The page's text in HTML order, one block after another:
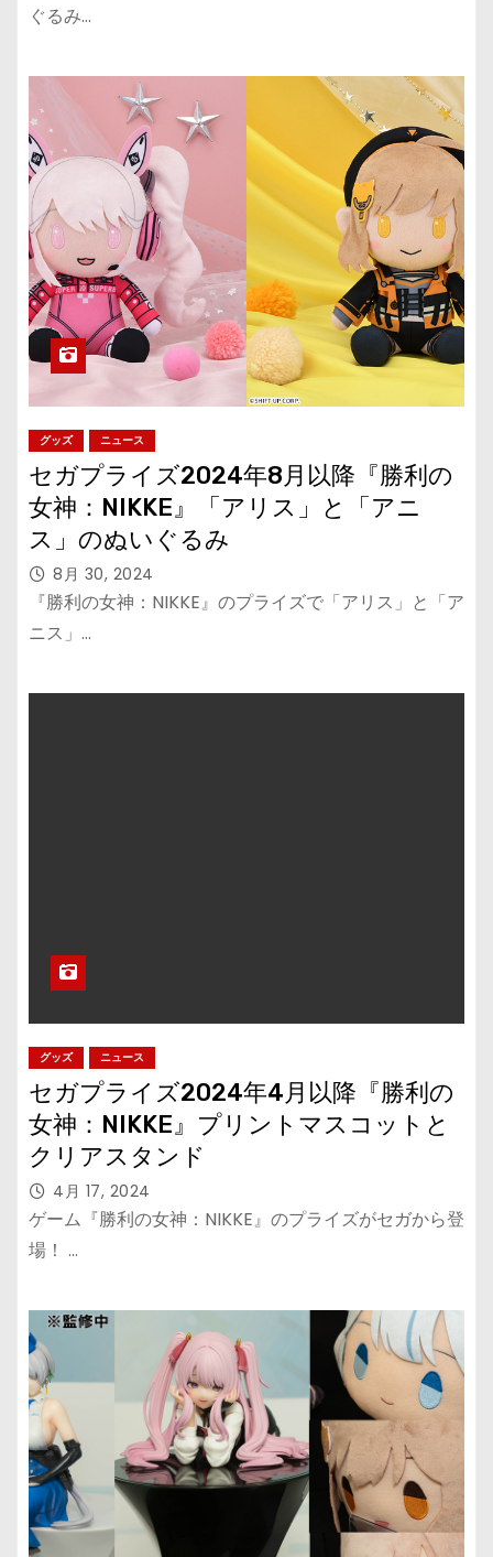
ぐるみ…
グッズ ニュース
セガプライズ2024年8月以降『勝利の
女神：NIKKE』「アリス」と「アニ
ス」のぬいぐるみ
8月 30, 2024
『勝利の女神：NIKKE』のプライズで「アリス」と「ア
ニス」…
グッズ ニュース
セガプライズ2024年4月以降『勝利の
女神：NIKKE』プリントマスコットと
クリアスタンド
4月 17, 2024
ゲーム『勝利の女神：NIKKE』のプライズがセガから登
場！ …